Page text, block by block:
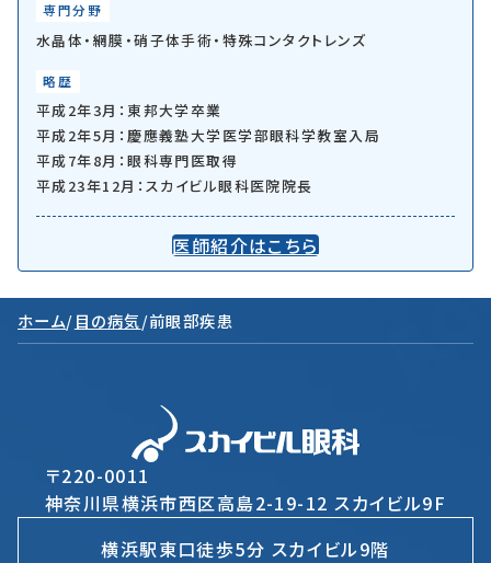
専門分野
水晶体・網膜・硝子体手術・特殊コンタクトレンズ
略歴
平成2年3月：東邦大学卒業
平成2年5月：慶應義塾大学医学部眼科学教室入局
平成7年8月：眼科専門医取得
平成23年12月：スカイビル眼科医院院長
医師紹介はこちら
ホーム/目の病気/前眼部疾患
〒220-0011
神奈川県横浜市西区高島2-19-12 スカイビル9F
横浜駅東口徒歩5分 スカイビル9階